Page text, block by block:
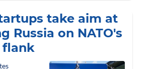
take aim at
Russia on NATO's
flank